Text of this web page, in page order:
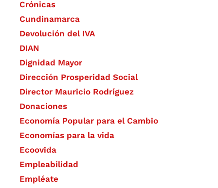
Crónicas
Cundinamarca
Devolución del IVA
DIAN
Dignidad Mayor
Dirección Prosperidad Social
Director Mauricio Rodríguez
Donaciones
Economía Popular para el Cambio
Economías para la vida
Ecoovida
Empleabilidad
Empléate